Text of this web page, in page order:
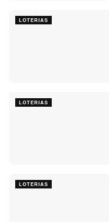
LOTERIAS
LOTERIAS
LOTERIAS